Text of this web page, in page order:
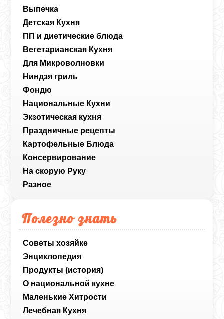
Выпечка
Детская Кухня
ПП и диетические блюда
Вегетарианская Кухня
Для Микроволновки
Ниндзя гриль
Фондю
Национальные Кухни
Экзотическая кухня
Праздничные рецепты
Картофельные Блюда
Консервирование
На скорую Руку
Разное
Полезно знать
Советы хозяйке
Энциклопедия
Продукты (история)
О национальной кухне
Маленькие Хитрости
Лечебная Кухня